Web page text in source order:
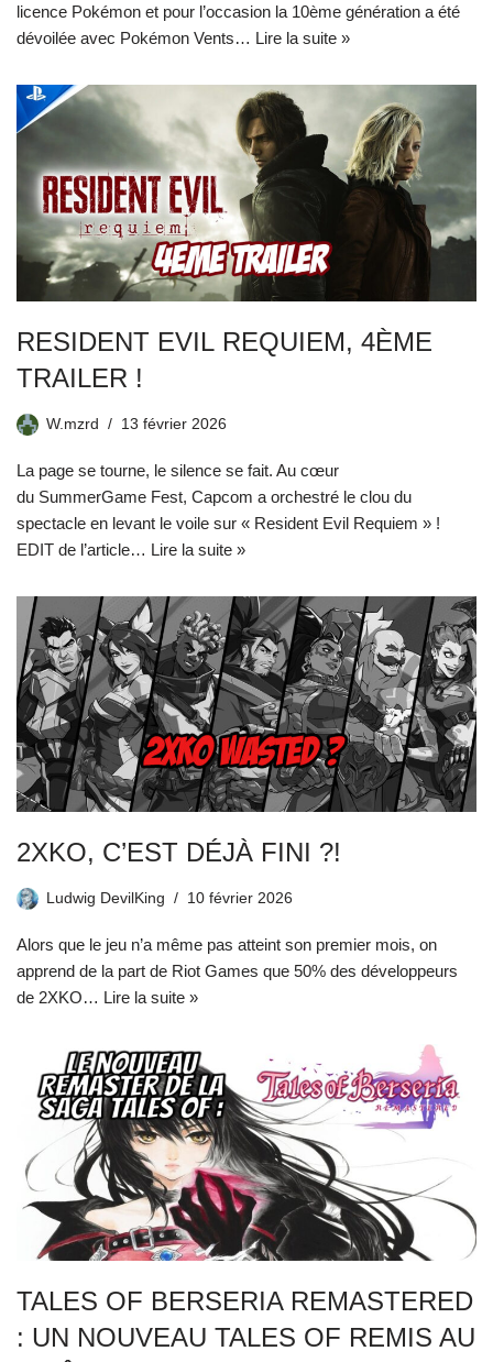
licence Pokémon et pour l’occasion la 10ème génération a été
dévoilée avec Pokémon Vents… Lire la suite »
RESIDENT EVIL REQUIEM, 4ÈME
TRAILER !
W.mzrd 13 février 2026
La page se tourne, le silence se fait. Au cœur
du SummerGame Fest, Capcom a orchestré le clou du
spectacle en levant le voile sur « Resident Evil Requiem » !
EDIT de l’article… Lire la suite »
2XKO, C’EST DÉJÀ FINI ?!
Ludwig DevilKing 10 février 2026
Alors que le jeu n’a même pas atteint son premier mois, on
apprend de la part de Riot Games que 50% des développeurs
de 2XKO… Lire la suite »
TALES OF BERSERIA REMASTERED
: UN NOUVEAU TALES OF REMIS AU